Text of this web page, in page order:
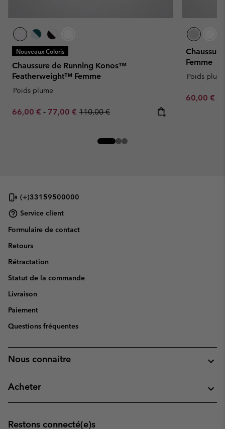
Nouveaux Coloris
Chaussure de Running Konos™
Featherweight™ Femme
Poids plume
Minimum sale price:
66,00 € - Maximum sale price:
77,00 € Regular price:
110,00 €
Femme
Poids
Sale price:
60,00 €
(+)33159500000
Service client
Formulaire de contact
Retours
Rétractation
Statut de la commande
Livraison
Paiement
Questions fréquentes
Nous connaitre
Acheter
Restons connecté(e)s